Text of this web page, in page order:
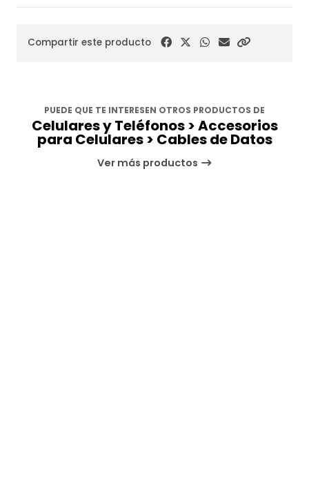
Compartir este producto
PUEDE QUE TE INTERESEN OTROS PRODUCTOS DE
Celulares y Teléfonos > Accesorios
para Celulares > Cables de Datos
Ver más productos